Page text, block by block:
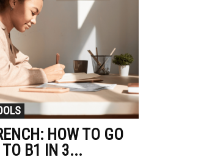
HOW TO GO
TO B1 IN 3...